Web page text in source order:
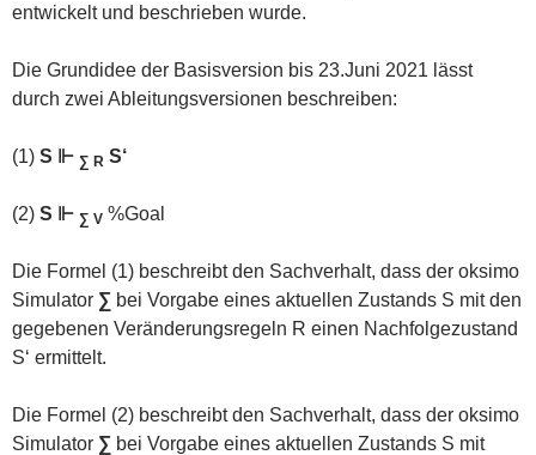
entwickelt und beschrieben wurde.
Die Grundidee der Basisversion bis 23.Juni 2021 lässt
durch zwei Ableitungsversionen beschreiben:
(1) S ⊩ ∑ R S‘
(2) S ⊩ ∑ V %Goal
Die Formel (1) beschreibt den Sachverhalt, dass der oksimo
Simulator ∑ bei Vorgabe eines aktuellen Zustands S mit den
gegebenen Veränderungsregeln R einen Nachfolgezustand
S‘ ermittelt.
Die Formel (2) beschreibt den Sachverhalt, dass der oksimo
Simulator ∑ bei Vorgabe eines aktuellen Zustands S mit